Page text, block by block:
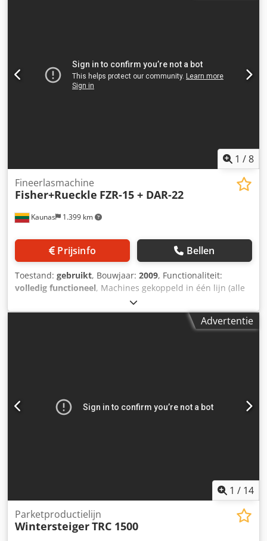
1 /8
Kaunas 1.399 km
Fineerlasmachine
Fisher+Rueckle FZR-15 + DAR-22
Prijsinfo Bellen
Toestand: gebruikt, Bouwjaar: 2009, Functionaliteit:
volledig functioneel, Machines gekoppeld in één lijn (alle
drie de machines worden uitsluitend samen verkocht). 1.
Fineer dwarsdoorvoer voegmachine Fisher+Rueckle FZR-15,
bouwjaar 2009 Crsdjt Akcfspfx Ap Isf 2. Direct
(dwars op vezelrichting): 50 - 500 mm Fineer strookdikte:
0,3 - 1,5 mm Maximale machinecapaciteit: 30 cycli/min
(basismachine): 2940 mm L x 1000 mm B x 1530 mm H.
3200 kg
Advertentie
1 / 14
Parketproductielijn
WintersteigerTRC 1500